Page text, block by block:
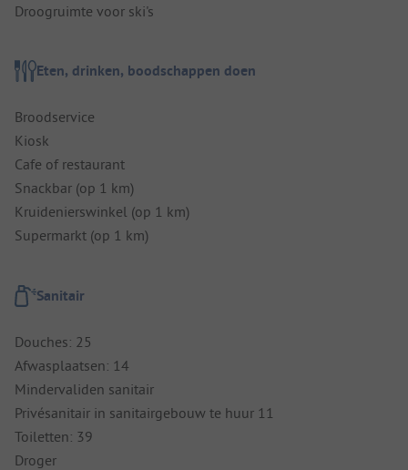
Droogruimte voor ski's
Eten, drinken, boodschappen doen
Broodservice
Kiosk
Cafe of restaurant
Snackbar (op 1 km)
Kruidenierswinkel (op 1 km)
Supermarkt (op 1 km)
Sanitair
Douches: 25
Afwasplaatsen: 14
Mindervaliden sanitair
Privésanitair in sanitairgebouw te huur 11
Toiletten: 39
Droger